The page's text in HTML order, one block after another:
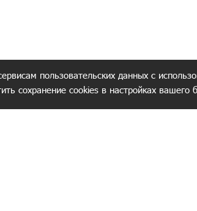
пользовательских данных с
сохранение cookies в настройках вашего